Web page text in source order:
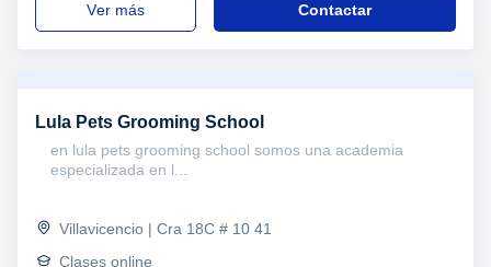
ver más Contactar
Lula Pets Grooming School
en lula pets grooming school somos una academia
especializada en l...
Villavicencio | Cra 18C # 10 41
Clases online